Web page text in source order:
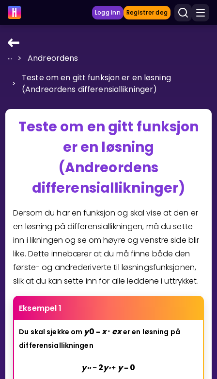
Logg inn Registrer deg
LÆRINGSVERKTØY
Læreplan
Gangetabellen
Junior Matte
Bestill privatundervisning
LÆREPLAN
Logg inn
... > Andreordens
>
Teste om en gitt funksjon er en løsning
(Andreordens differensiallikninger)
Teste om en gitt funksjon
er en løsning
(Andreordens
differensiallikninger)
Dersom du har en funksjon og skal vise at den er
en løsning på differensiallikningen, må du sette
inn i likningen og se om høyre og venstre side blir
like. Dette innebærer at du må finne både den
første- og andrederiverte til løsningsfunksjonen,
slik at du kan sette inn for alle leddene i uttrykket.
Eksempel 1
Du skal sjekke om y0 =x ⋅ ex er en løsning på
differensiallikningen
y″− 2y′+ y= 0